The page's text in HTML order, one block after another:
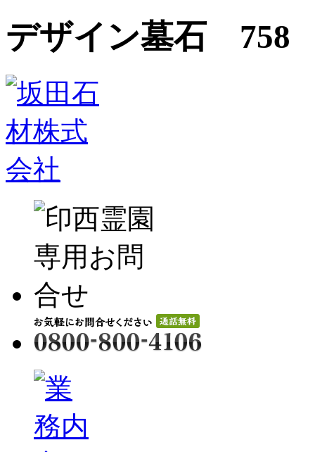
デザイン墓石 758